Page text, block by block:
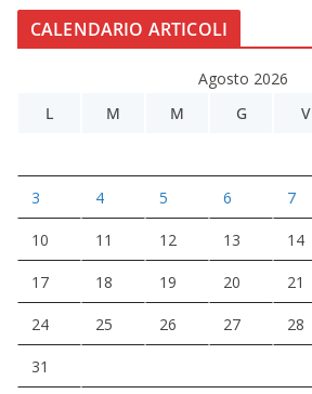
CALENDARIO ARTICOLI
Agosto 2026
L
M M G V
3 4 5 6 7
10 11 12 13 14
17 18 19 20 21
24 25 26 27 28
31